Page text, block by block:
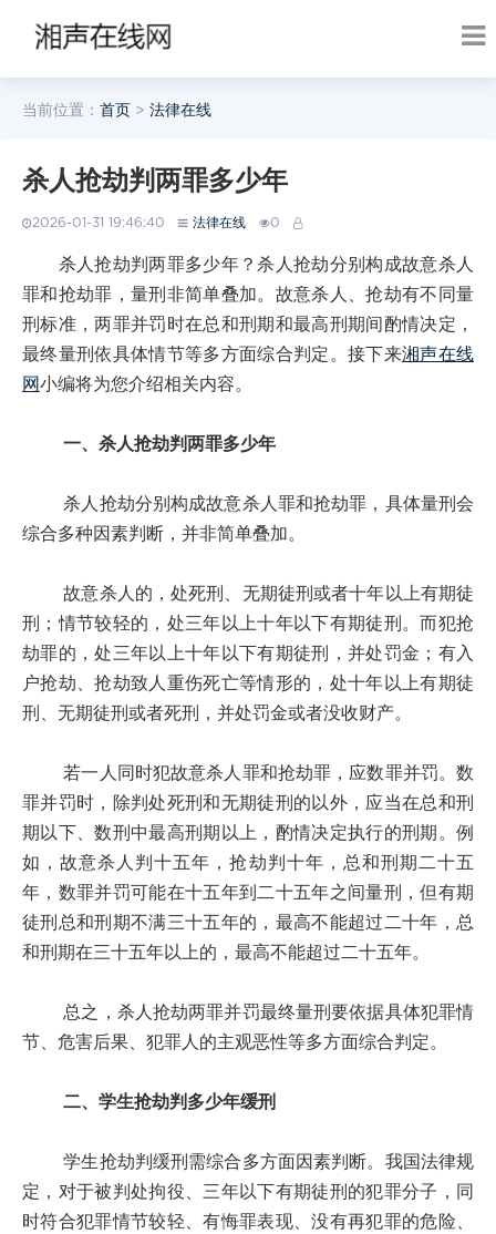
当前位置： 首页 > 法律在线
杀人抢劫判两罪多少年
2026-01-31 19:46:40 法律在线 0
杀人抢劫判两罪多少年？杀人抢劫分别构成故意杀人
罪和抢劫罪，量刑非简单叠加。故意杀人、抢劫有不同量
刑标准，两罪并罚时在总和刑期和最高刑期间酌情决定，
最终量刑依具体情节等多方面综合判定。接下来湘声在线
网小编将为您介绍相关内容。
一、杀人抢劫判两罪多少年
杀人抢劫分别构成故意杀人罪和抢劫罪，具体量刑会
综合多种因素判断，并非简单叠加。
故意杀人的，处死刑、无期徒刑或者十年以上有期徒
刑；情节较轻的，处三年以上十年以下有期徒刑。而犯抢
劫罪的，处三年以上十年以下有期徒刑，并处罚金；有入
户抢劫、抢劫致人重伤死亡等情形的，处十年以上有期徒
刑、无期徒刑或者死刑，并处罚金或者没收财产。
若一人同时犯故意杀人罪和抢劫罪，应数罪并罚。数
罪并罚时，除判处死刑和无期徒刑的以外，应当在总和刑
期以下、数刑中最高刑期以上，酌情决定执行的刑期。例
如，故意杀人判十五年，抢劫判十年，总和刑期二十五
年，数罪并罚可能在十五年到二十五年之间量刑，但有期
徒刑总和刑期不满三十五年的，最高不能超过二十年，总
和刑期在三十五年以上的，最高不能超过二十五年。
总之，杀人抢劫两罪并罚最终量刑要依据具体犯罪情
节、危害后果、犯罪人的主观恶性等多方面综合判定。
二、学生抢劫判多少年缓刑
学生抢劫判缓刑需综合多方面因素判断。我国法律规
定，对于被判处拘役、三年以下有期徒刑的犯罪分子，同
时符合犯罪情节较轻、有悔罪表现、没有再犯罪的危险、